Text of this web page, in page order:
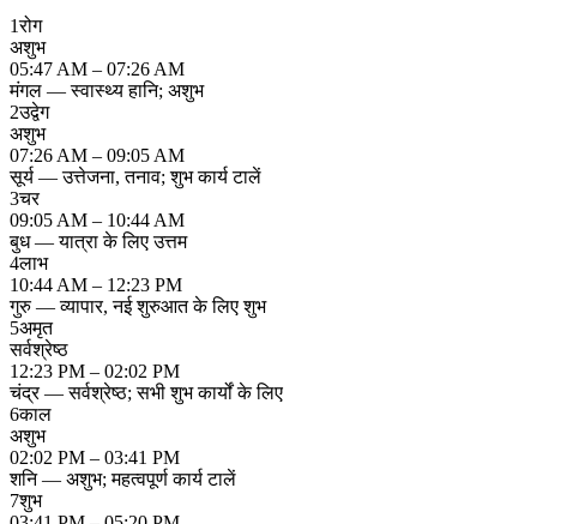
1रोग
अशुभ
05:47 AM – 07:26 AM
मंगल — स्वास्थ्य हानि; अशुभ
2उद्वेग
अशुभ
07:26 AM – 09:05 AM
सूर्य — उत्तेजना, तनाव; शुभ कार्य टालें
3चर
09:05 AM – 10:44 AM
बुध — यात्रा के लिए उत्तम
4लाभ
10:44 AM – 12:23 PM
गुरु — व्यापार, नई शुरुआत के लिए शुभ
5अमृत
सर्वश्रेष्ठ
12:23 PM – 02:02 PM
चंद्र — सर्वश्रेष्ठ; सभी शुभ कार्यों के लिए
6काल
अशुभ
02:02 PM – 03:41 PM
शनि — अशुभ; महत्वपूर्ण कार्य टालें
7शुभ